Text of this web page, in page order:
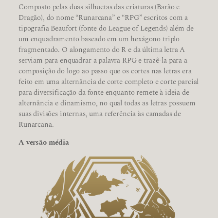
Composto pelas duas silhuetas das criaturas (Barão e
Dragão), do nome “Runarcana” e “RPG” escritos com a
tipografia Beaufort (fonte do League of Legends) além de
um enquadramento baseado em um hexágono triplo
fragmentado. O alongamento do R e da última letra A
serviam para enquadrar a palavra RPG e trazê-la para a
composição do logo ao passo que os cortes nas letras era
feito em uma alternância de corte completo e corte parcial
para diversificação da fonte enquanto remete à ideia de
alternância e dinamismo, no qual todas as letras possuem
suas divisões internas, uma referência às camadas de
Runarcana.
A versão média